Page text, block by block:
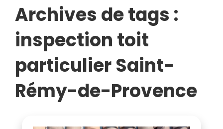
DE-
PROVENCE
Archives de tags :
inspection toit
particulier Saint-
Rémy-de-Provence